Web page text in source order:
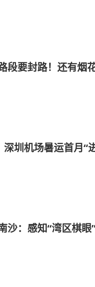
段要封路！还有烟
圳机场暑运首月“
沙：感知“湾区棋眼